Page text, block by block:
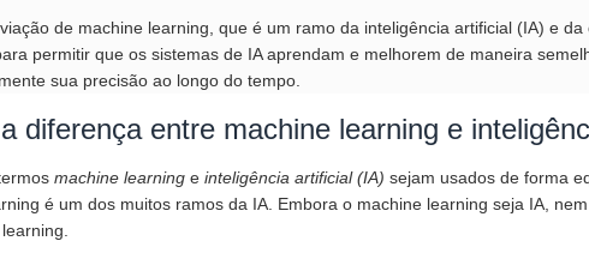
de machine learning, que é um ramo da inteligência artificial (IA) e
permitir que os sistemas de IA aprendam e melhorem de maneira
sua precisão ao longo do tempo.
diferença entre machine learning e
machine learning e inteligência artificial (IA) sejam usados de forma
é um dos muitos ramos da IA. Embora o machine learning seja IA,